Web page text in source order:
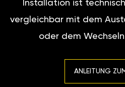
Installation ist
vergleichbar mit dem
oder dem
ANLEITUNG